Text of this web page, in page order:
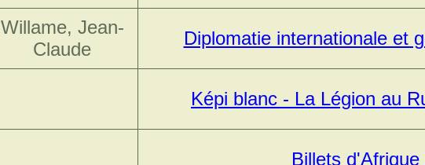
Willame, Jean-
Claude
Diplomatie internationale et
Képi blanc - La Légion au
Billets d'Afrique